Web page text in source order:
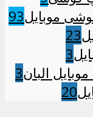
موبایل93
23
3
البان3
20